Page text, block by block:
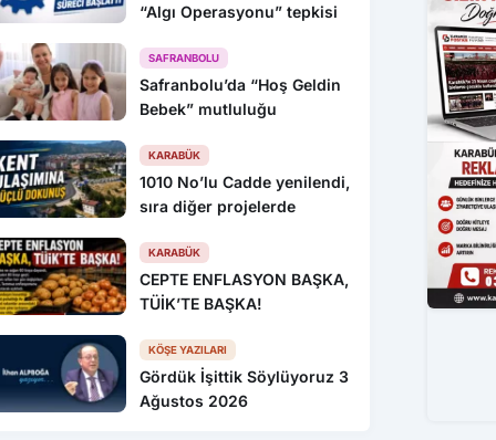
“Algı Operasyonu” tepkisi
SAFRANBOLU
Safranbolu’da “Hoş Geldin
Bebek” mutluluğu
KARABÜK
1010 No’lu Cadde yenilendi,
sıra diğer projelerde
KARABÜK
CEPTE ENFLASYON BAŞKA,
TÜİK’TE BAŞKA!
KÖŞE YAZILARI
Gördük İşittik Söylüyoruz 3
Ağustos 2026